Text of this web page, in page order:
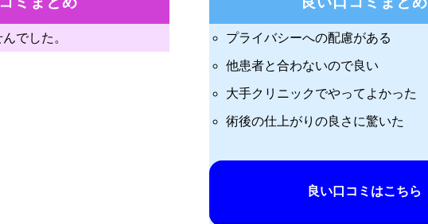
でした。 プライバシーへの配慮がある
他患者と合わないので良い
大手クリニックでやってよかった
術後の仕上がりの良さに驚いた
良い口コミはこちら